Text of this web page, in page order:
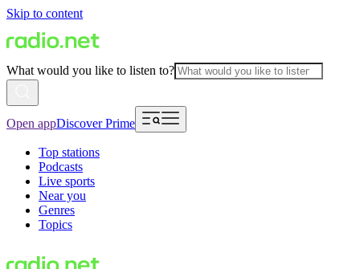
Skip to content
What would you like to listen to?
Open appDiscover Prime
Top stations
Podcasts
Live sports
Near you
Genres
Topics